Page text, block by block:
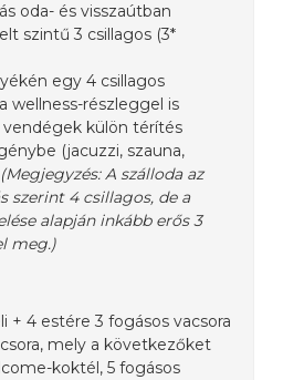
oda- és visszaútban
szintű 3 csillagos (3*
egy 4 csillagos
wellness-részleggel is
külön térítés
(jacuzzi, szauna,
(Megjegyzés: A szálloda az
szerint 4 csillagos, de a
alapján inkább erős 3
meg.)
+ 4 estére 3 fogásos vacsora
mely a következőket
koktél, 5 fogásos